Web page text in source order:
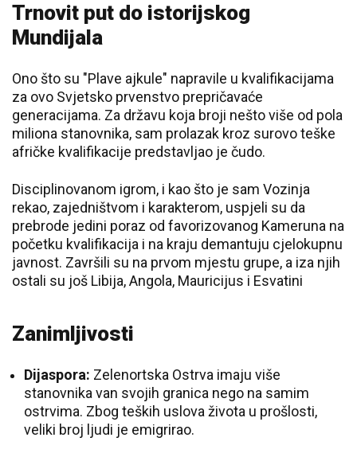
Trnovit put do istorijskog
Mundijala
Ono što su "Plave ajkule" napravile u kvalifikacijama
za ovo Svjetsko prvenstvo prepričavaće
generacijama. Za državu koja broji nešto više od pola
miliona stanovnika, sam prolazak kroz surovo teške
afričke kvalifikacije predstavljao je čudo.
Disciplinovanom igrom, i kao što je sam Vozinja
rekao, zajedništvom i karakterom, uspjeli su da
prebrode jedini poraz od favorizovanog Kameruna na
početku kvalifikacija i na kraju demantuju cjelokupnu
javnost. Završili su na prvom mjestu grupe, a iza njih
ostali su još Libija, Angola, Mauricijus i Esvatini
Zanimljivosti
Dijaspora: Zelenortska Ostrva imaju više
stanovnika van svojih granica nego na samim
ostrvima. Zbog teških uslova života u prošlosti,
veliki broj ljudi je emigrirao.